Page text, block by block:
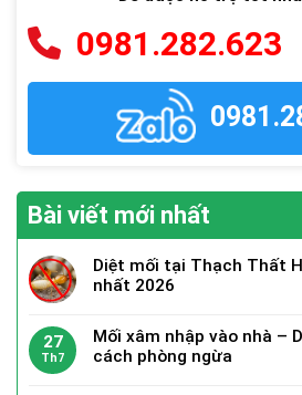
0981.282.623
Bài viết mới nhất
Diệt mối tại Thạch Thất
nhất 2026
27
Th7
Mối xâm nhập vào nhà –
cách phòng ngừa